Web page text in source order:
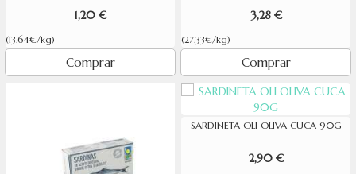
1,20 €
(13.64€/kg)
Comprar
3,28 €
(27.33€/kg)
Comprar
SARDINETA OLI OLIVA CUCA 90G
2,90 €